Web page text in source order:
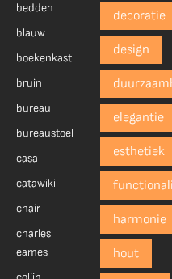
bedden
blauw
boekenkast
bruin
bureau
bureaustoel
casa
catawiki
chair
charles
eames
decoratie
design
elegantie
esthetiek
harmonie
hout